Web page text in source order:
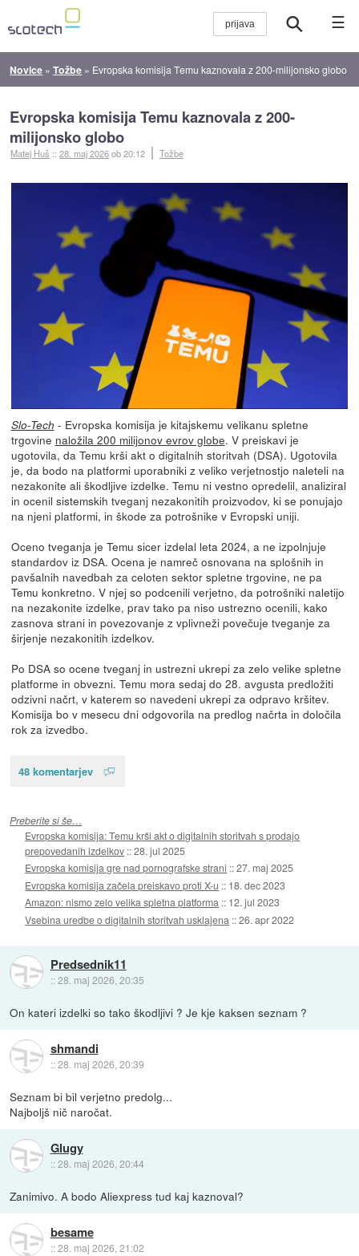
☰
Novice »Tožbe » Evropska komisija Temu kaznovala z 200-milijonsko globo
Evropska komisija Temu kaznovala z 200-
milijonsko globo
Matej Huš ::28. maj 2026ob 20:12 Tožbe
Slo-Tech - Evropska komisija je kitajskemu velikanu spletne
trgovine naložila 200 milijonov evrov globe. V preiskavi je
ugotovila, da Temu krši akt o digitalnih storitvah (DSA). Ugotovila
je, da bodo na platformi uporabniki z veliko verjetnostjo naleteli na
nezakonite ali škodljive izdelke. Temu ni vestno opredelil, analiziral
in ocenil sistemskih tveganj nezakonitih proizvodov, ki se ponujajo
na njeni platformi, in škode za potrošnike v Evropski uniji.
Oceno tveganja je Temu sicer izdelal leta 2024, a ne izpolnjuje
standardov iz DSA. Ocena je namreč osnovana na splošnih in
pavšalnih navedbah za celoten sektor spletne trgovine, ne pa
Temu konkretno. V njej so podcenili verjetno, da potrošniki naletijo
na nezakonite izdelke, prav tako pa niso ustrezno ocenili, kako
zasnova strani in povezovanje z vplivneži povečuje tveganje za
širjenje nezakonitih izdelkov.
Po DSA so ocene tveganj in ustrezni ukrepi za zelo velike spletne
platforme in obvezni. Temu mora sedaj do 28. avgusta predložiti
odzivni načrt, v katerem so navedeni ukrepi za odpravo kršitev.
Komisija bo v mesecu dni odgovorila na predlog načrta in določila
rok za izvedbo.
48 komentarjev
Preberite si še…
Evropska komisija: Temu krši akt o digitalnih storitvah s prodajo
prepovedanih izdelkov ::28. jul 2025
Evropska komisija gre nad pornografske strani ::27. maj 2025
Evropska komisija začela preiskavo proti X-u :: 18. dec 2023
Amazon: nismo zelo velika spletna platforma :: 12. jul 2023
Vsebina uredbe o digitalnih storitvah usklajena ::26. apr 2022
Predsednik11
::28. maj 2026, 20:35
On kateri izdelki so tako škodljivi ? Je kje kaksen seznam ?
shmandi
::28. maj 2026, 20:39
Seznam bi bil verjetno predolg...
Najboljš nič naročat.
Glugy
::28. maj 2026, 20:44
Zanimivo. A bodo Aliexpress tud kaj kaznoval?
besame
::28. maj 2026, 21:02